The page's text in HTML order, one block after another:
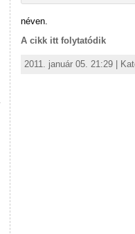
néven.
A cikk itt folytatódik
2011. január 05. 21:29 |